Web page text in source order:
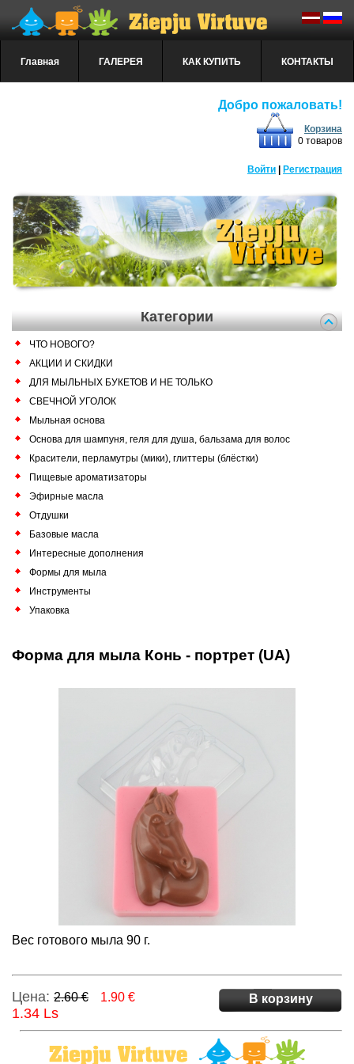
Главная ГАЛЕРЕЯ КАК КУПИТЬ КОНТАКТЫ
Добро пожаловать!
Корзина
0 товаров
Войти Регистрация
Категории
ЧТО НОВОГО?
АКЦИИ И СКИДКИ
ДЛЯ МЫЛЬНЫХ БУКЕТОВ И НЕ ТОЛЬКО
СВЕЧНОЙ УГОЛОК
Мыльная основа
Основа для шампуня, геля для душа, бальзама для волос
Красители, перламутры (мики), глиттеры (блёстки)
Пищевые ароматизаторы
Эфирные масла
Отдушки
Базовые масла
Интересные дополнения
Формы для мыла
Инструменты
Упаковка
Форма для мыла Конь - портрет (UA)
Вес готового мыла 90 г.
Цена: 2.60 € 1.90 €
1.34 Ls
В корзину